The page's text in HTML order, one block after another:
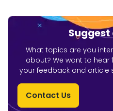
Suggest
What topics are you
about? We want to hear
your feedback and article
Contact Us